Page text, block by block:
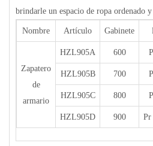
brindarle un espacio de ropa ordenado y
Nombre Artículo Gabinete
Zapatero
de
armario
HZL905A 600
HZL905B 700
HZL905C 800
HZL905D 900 Pr